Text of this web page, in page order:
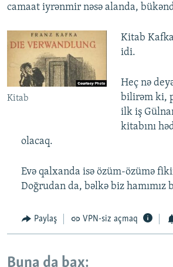
camaat iyrənmir nəsə alanda,
Kitab
Kitab
idi.
Heç nə
bilirəm ki,
ilk iş
kitabını
olacaq.
Evə qalxanda isə özüm-özümə
Doğrudan da, bəlkə biz hamımız
Paylaş VPN-siz açmaq
Buna da bax: